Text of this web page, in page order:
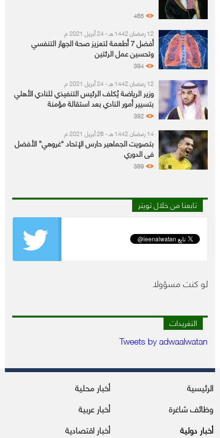
465
12 رمضان 1442 هـ - 24 أبريل 2021 م
أفضل 7 أطعمة لتعزيز صحة الجهاز التنفسي
وتحسين عمل الرئتين
394
12 رمضان 1442 هـ - 24 أبريل 2021 م
وزير الرياضة يُكلف الرئيس التنفيذي للنادي الأهلي
بتسيير أمور النادي بعد استقالة مؤمنة
392
14 رمضان 1442 هـ - 26 أبريل 2021 م
بتصويت الجماهير حارس الإتحاد “غروهي” الأفضل
في الدوري
389
تابعنا من خلال تويتر
لو كنت مسؤولا
التغريدات
Tweets by adwaalwatan
الرئيسية
أخبار محلية
وظائف شاغرة
أخبار عربية
أخبار دولية
أخبار اقتصادية